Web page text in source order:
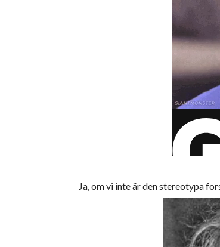
Ja, om vi inte är den stereotypa